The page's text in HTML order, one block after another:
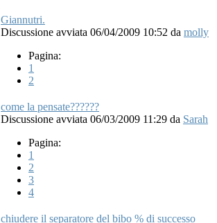
Giannutri.
Discussione avviata 06/04/2009 10:52 da molly
Pagina:
1
2
come la pensate??????
Discussione avviata 06/03/2009 11:29 da Sarah
Pagina:
1
2
3
4
chiudere il separatore del bibo % di successo